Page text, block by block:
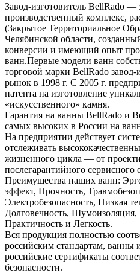
Завод-изготовитель BellRado
производственный комплекс,
(Закрытое Территориальное
Челябинской области,
конверсии и имеющий опыт
ванн.Первые модели ванн
торговой марки BellRado завод-
рынок в 1998 г. С 2005 г.
патента на изготовление
«искусственного» камня.
Гарантия на ванны BellRado и
самых высоких в России на
На предприятии действует
отслеживать
жизненного цикла — от
послегарантийного сервисного
Преимущества наших ванн:
эффект, Прочность,
Электробезопасность, Низкая
Долговечность, Шумоизоляция,
Практичность и Легкость.
Вся продукция полностью
российским стандартам, ванны
российские сертификаты
безопасности.